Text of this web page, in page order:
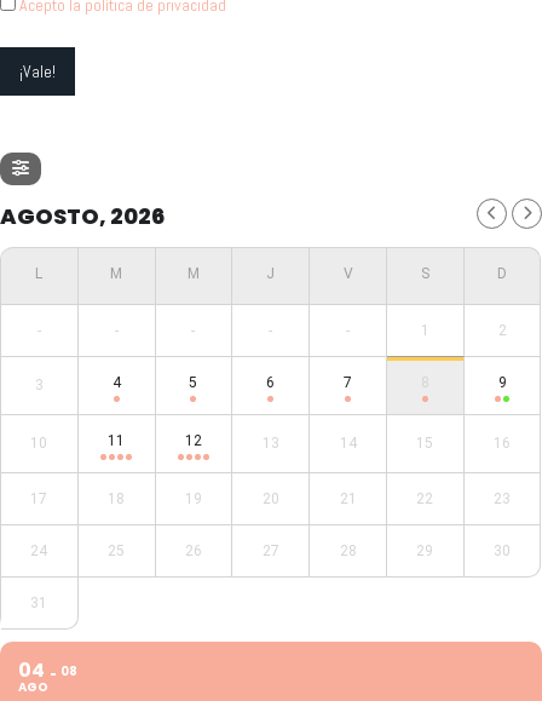
Acepto la política de privacidad
AGOSTO, 2026
- - - - - 1 2
3 4 5 6 7 8 9
10 11 12 13 14 15 16
17 18 19 20 21 22 23
24 25 26 27 28 29 30
31
04
AGO
08